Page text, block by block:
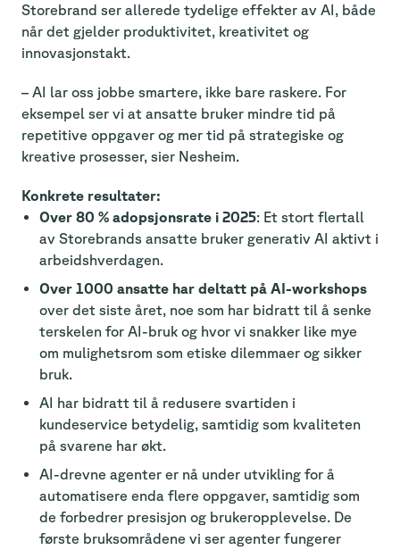
Storebrand ser allerede tydelige effekter av AI, både
når det gjelder produktivitet, kreativitet og
innovasjonstakt.
– AI lar oss jobbe smartere, ikke bare raskere. For
eksempel ser vi at ansatte bruker mindre tid på
repetitive oppgaver og mer tid på strategiske og
kreative prosesser, sier Nesheim.
Konkrete resultater:
Over 80 % adopsjonsrate i 2025: Et stort flertall
av Storebrands ansatte bruker generativ AI aktivt i
arbeidshverdagen.
Over 1000 ansatte har deltatt på AI-workshops
over det siste året, noe som har bidratt til å senke
terskelen for AI-bruk og hvor vi snakker like mye
om mulighetsrom som etiske dilemmaer og sikker
bruk.
AI har bidratt til å redusere svartiden i
kundeservice betydelig, samtidig som kvaliteten
på svarene har økt.
AI-drevne agenter er nå under utvikling for å
automatisere enda flere oppgaver, samtidig som
de forbedrer presisjon og brukeropplevelse. De
første bruksområdene vi ser agenter fungerer